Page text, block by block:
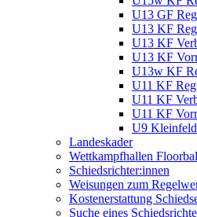
U13 GF
U13 KF
U13 KF
U13 KF
U13w KF
U11 KF
U11 KF
U11 KF
U9 Kleinfeld
Landeskader
Wettkampfhallen
Schiedsrichter:innen
Weisungen zum
Kostenerstattung
Suche eines